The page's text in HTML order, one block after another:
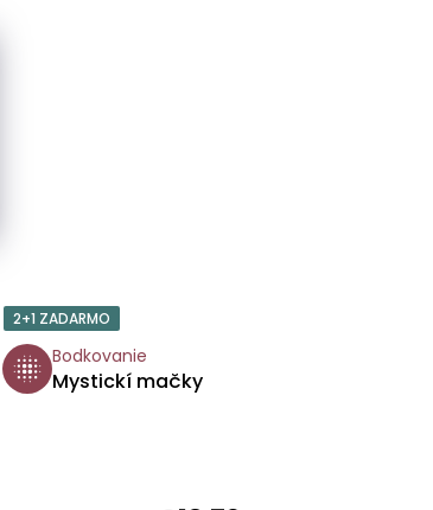
2+1 ZADARMO
Bodkovanie
Mystickí mačky